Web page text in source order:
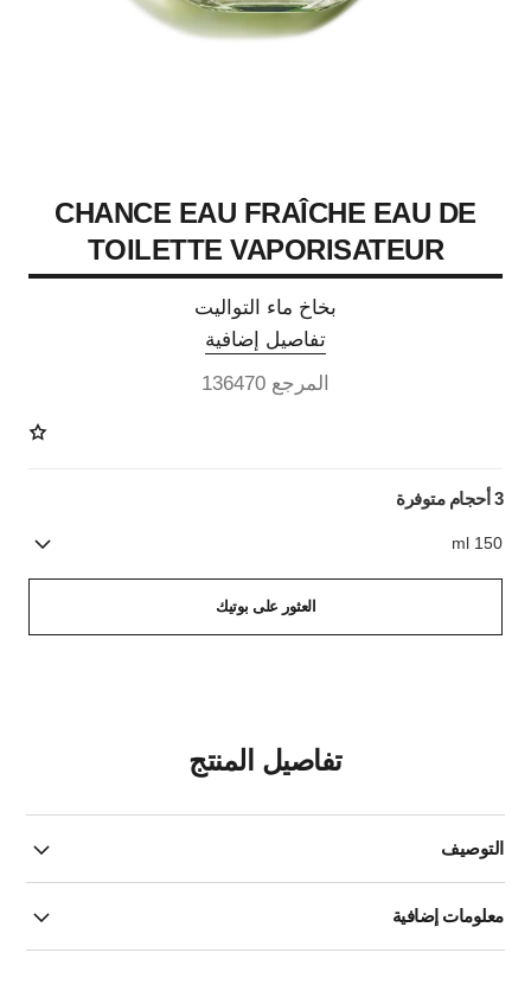
CHANCE EAU FRAÎCHE EAU DE
TOILETTE VAPORISATEUR
بخاخ ماء التواليت
تفاصيل إضافية
المرجع 136470
3 أحجام متوفرة
150 ml
العثور على بوتيك
تفاصيل المنتج
التوصيف
معلومات إضافية